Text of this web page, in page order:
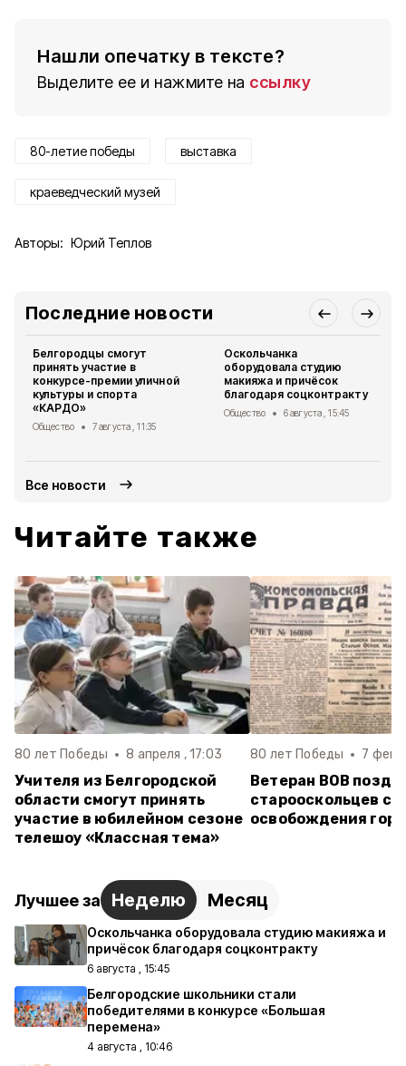
Нашли опечатку в тексте?
Выделите ее и нажмите на ссылку
80-летие победы выставка
краеведческий музей
Авторы: Юрий Теплов
Последние новости
Белгородцы смогут
принять участие в
конкурсе-премии уличной
культуры и спорта
«КАРДО»
Общество 7 августа , 11:35
Оскольчанка
оборудовала студию
макияжа и причёсок
благодаря соцконтракту
Общество 6 августа , 15:45
Все новости
Читайте также
80 лет Победы 8 апреля , 17:03
Учителя из Белгородской
области смогут принять
участие в юбилейном сезоне
телешоу «Классная тема»
80 лет Победы 7
Ветеран ВОВ
старооскольцев с
освобождения
Лучшее за Неделю Месяц
Оскольчанка оборудовала студию макияжа и
причёсок благодаря соцконтракту
6 августа , 15:45
Белгородские школьники стали
победителями в конкурсе «Большая
перемена»
4 августа , 10:46